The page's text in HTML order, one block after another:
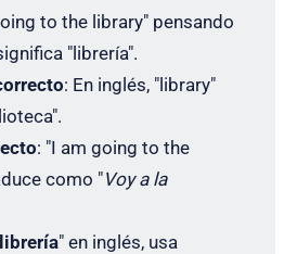
to the library" pensando
"librería".
: En inglés, "library"
: "I am going to the
como "Voy a la
librería" en inglés, usa